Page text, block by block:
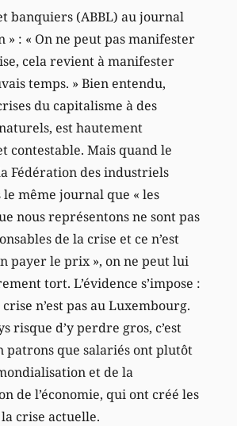
banquiers (ABBL) au journal
» : « On ne peut pas manifester
cela revient à manifester
temps. » Bien entendu,
du capitalisme à des
est hautement
contestable. Mais quand le
Fédération des industriels
même journal que « les
nous représentons ne sont pas
de la crise et ce n’est
payer le prix », on ne peut lui
tort. L’évidence s’impose :
n’est pas au Luxembourg.
risque d’y perdre gros, c’est
patrons que salariés ont plutôt
et de la
de l’économie, qui ont créé les
crise actuelle.